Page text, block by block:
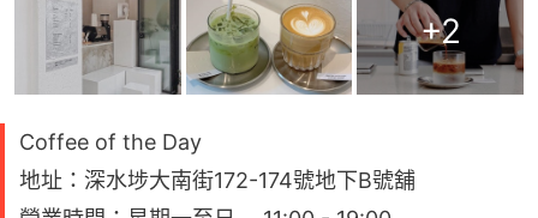
+2
Coffee of the Day
地址：深水埗大南街172-174號地下B號舖